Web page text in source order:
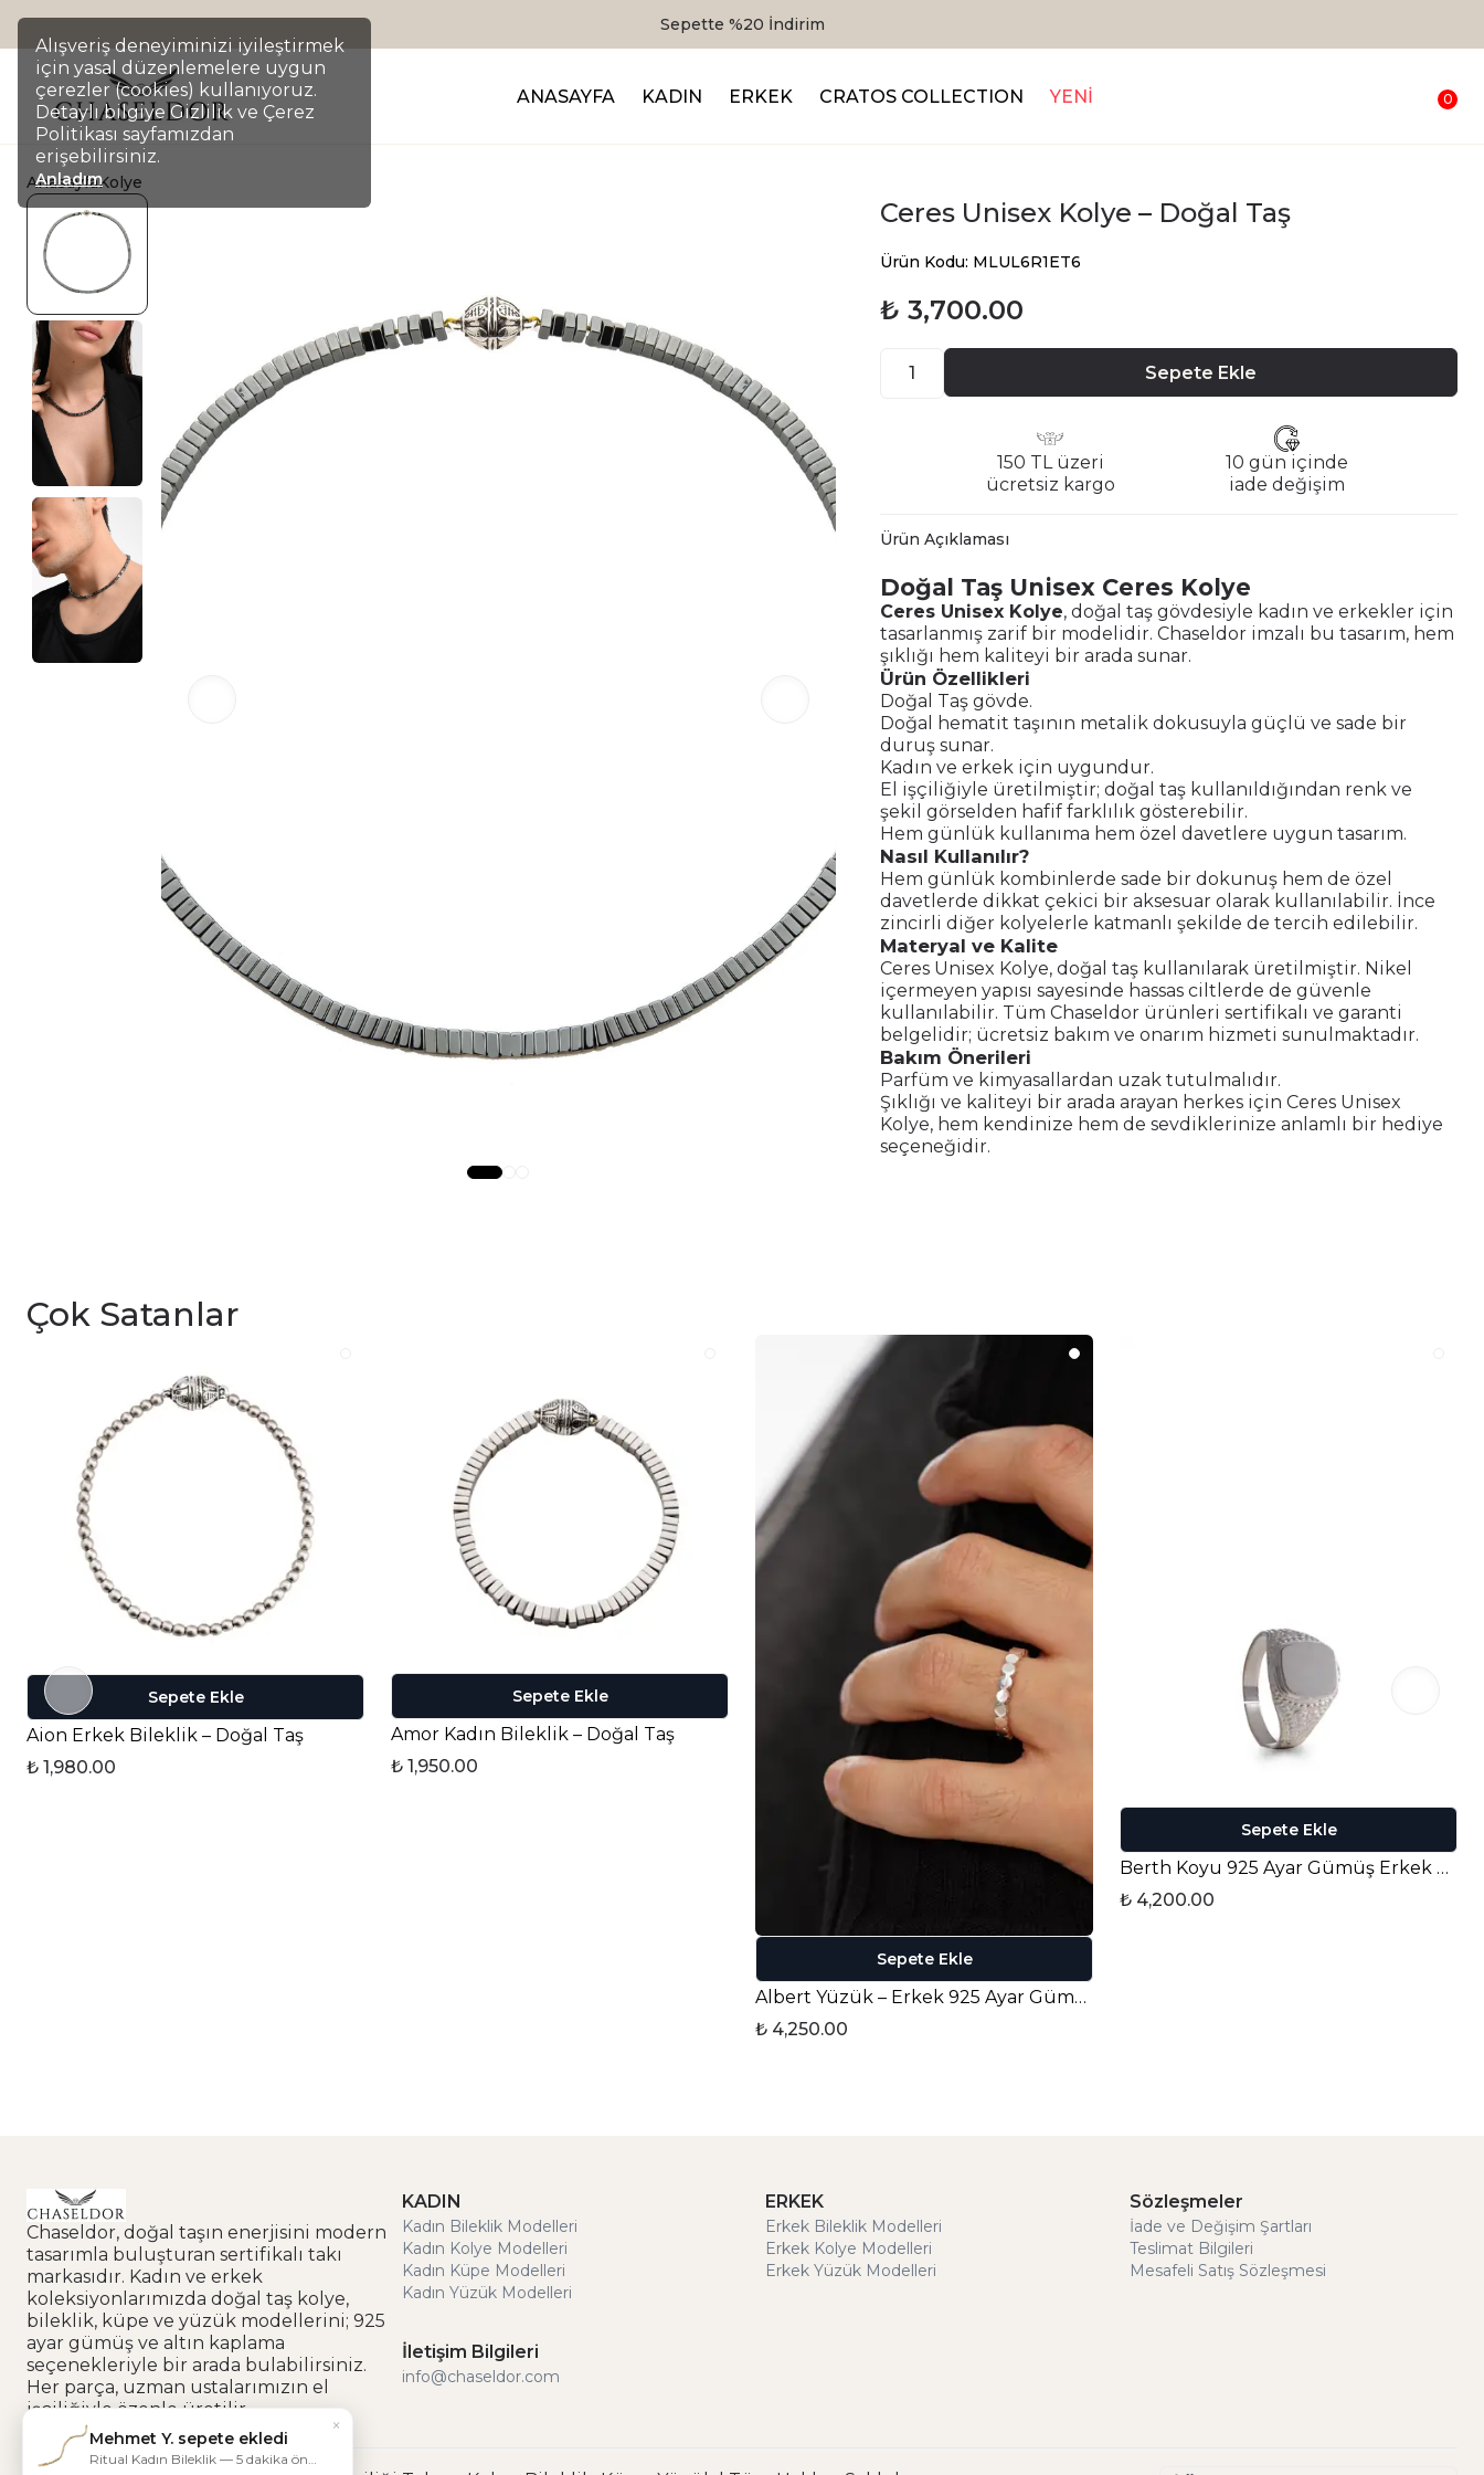
Alışveriş deneyiminizi iyileştirmek
için yasal düzenlemelere uygun
çerezler (cookies) kullanıyoruz.
Detaylı bilgiye Gizlilik ve Çerez
Politikası sayfamızdan
erişebilirsiniz.
Anladım
Sepette %20 İndirim
ANASAYFA KADIN ERKEK CRATOS COLLECTION YENİ 0
AnasayfaKolye
Ceres Unisex Kolye – Doğal Taş
Ürün Kodu: MLUL6R1ET6
₺ 3,700.00
Sepete Ekle
150 TL üzeri
ücretsiz kargo
10 gün içinde
iade değişim
Ürün Açıklaması
Doğal Taş Unisex Ceres Kolye
Ceres Unisex Kolye, doğal taş gövdesiyle kadın ve erkekler için
tasarlanmış zarif bir modelidir. Chaseldor imzalı bu tasarım, hem
şıklığı hem kaliteyi bir arada sunar.
Ürün Özellikleri
Doğal Taş gövde.
Doğal hematit taşının metalik dokusuyla güçlü ve sade bir
duruş sunar.
Kadın ve erkek için uygundur.
El işçiliğiyle üretilmiştir; doğal taş kullanıldığından renk ve
şekil görselden hafif farklılık gösterebilir.
Hem günlük kullanıma hem özel davetlere uygun tasarım.
Nasıl Kullanılır?
Hem günlük kombinlerde sade bir dokunuş hem de özel
davetlerde dikkat çekici bir aksesuar olarak kullanılabilir. İnce
zincirli diğer kolyelerle katmanlı şekilde de tercih edilebilir.
Materyal ve Kalite
Ceres Unisex Kolye, doğal taş kullanılarak üretilmiştir. Nikel
içermeyen yapısı sayesinde hassas ciltlerde de güvenle
kullanılabilir. Tüm Chaseldor ürünleri sertifikalı ve garanti
belgelidir; ücretsiz bakım ve onarım hizmeti sunulmaktadır.
Bakım Önerileri
Parfüm ve kimyasallardan uzak tutulmalıdır.
Şıklığı ve kaliteyi bir arada arayan herkes için Ceres Unisex
Kolye, hem kendinize hem de sevdiklerinize anlamlı bir hediye
seçeneğidir.
Çok Satanlar
Sepete Ekle
Aion Erkek Bileklik – Doğal Taş
₺ 1,980.00
Sepete Ekle
Amor Kadın Bileklik – Doğal Taş
₺ 1,950.00
Sepete Ekle
Albert Yüzük – Erkek 925 Ayar Gümüş
₺ 4,250.00
Sepete Ekle
Berth Koyu 925 Ayar Gümüş Erkek Yüzük
₺ 4,200.00
Chaseldor, doğal taşın enerjisini modern
tasarımla buluşturan sertifikalı takı
markasıdır. Kadın ve erkek
koleksiyonlarımızda doğal taş kolye,
bileklik, küpe ve yüzük modellerini; 925
ayar gümüş ve altın kaplama
seçenekleriyle bir arada bulabilirsiniz.
Her parça, uzman ustalarımızın el
işçiliğiyle özenle üretilir.
KADIN
Kadın Bileklik Modelleri
Kadın Kolye Modelleri
Kadın Küpe Modelleri
Kadın Yüzük Modelleri
ERKEK
Erkek Bileklik Modelleri
Erkek Kolye Modelleri
Erkek Yüzük Modelleri
Sözleşmeler
İade ve Değişim Şartları
Teslimat Bilgileri
Mesafeli Satış Sözleşmesi
İletişim Bilgileri
info@chaseldor.com
Mehmet Y. sepete ekledi
Ritual Kadın Bileklik — 5 dakika önce
×